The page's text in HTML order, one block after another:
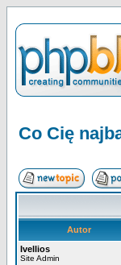
Co Cię
Autor
Ivellios
Site Admin